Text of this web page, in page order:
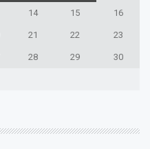
14 15 16
21 22 23
28 29 30